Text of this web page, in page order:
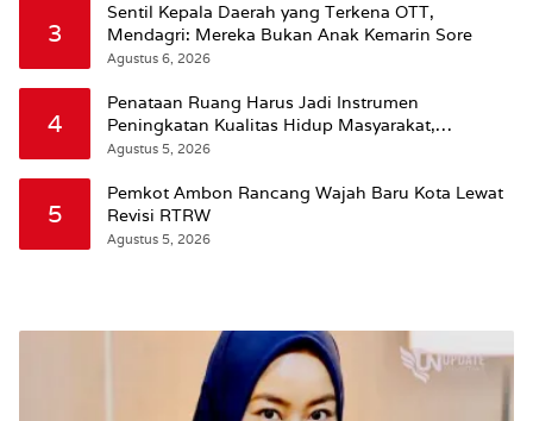
3
Sentil Kepala Daerah yang Terkena OTT,
Mendagri: Mereka Bukan Anak Kemarin Sore
Agustus 6, 2026
4
Penataan Ruang Harus Jadi Instrumen
Peningkatan Kualitas Hidup Masyarakat,
Wattimena: Revisi RT-RW Ditetapkan Pemkot
Agustus 5, 2026
5
Pemkot Ambon Rancang Wajah Baru Kota Lewat
Revisi RTRW
Agustus 5, 2026